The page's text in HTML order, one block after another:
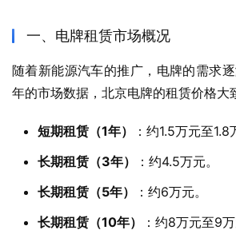
一、电牌租赁市场概况
随着新能源汽车的推广，电牌的需求
年的市场数据，北京电牌的租赁价格大
短期租赁（1年）
：​约1.5万元至1.8
长期租赁（3年）
：​约4.5万元。
长期租赁（5年）
：​约6万元。
长期租赁（10年）
：​约8万元至9万